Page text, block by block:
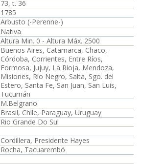
73, t. 36
1785
Arbusto (-Perenne-)
Nativa
Altura Min. 0 - Altura Máx. 2500
Buenos Aires, Catamarca, Chaco,
Córdoba, Corrientes, Entre Ríos,
Formosa, Jujuy, La Rioja, Mendoza,
Misiones, Río Negro, Salta, Sgo. del
Estero, Santa Fe, San Juan, San Luis,
Tucumán
M.Belgrano
Brasil, Chile, Paraguay, Uruguay
Rio Grande Do Sul
Cordillera, Presidente Hayes
Rocha, Tacuarembó